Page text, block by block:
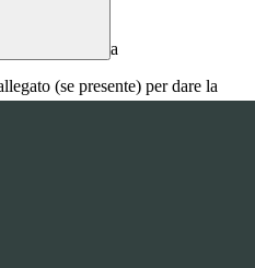
qui la risposta
(se presente) per dare la